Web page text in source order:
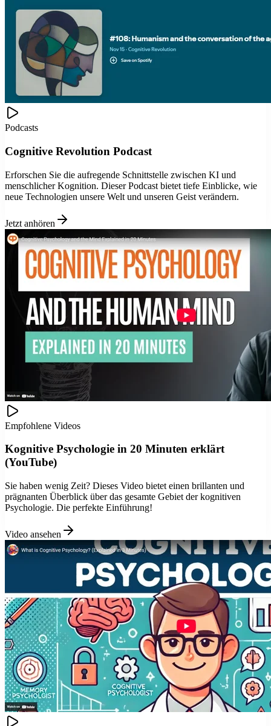
Podcasts
Cognitive Revolution Podcast
Erforschen Sie die aufregende Schnittstelle zwischen KI und
menschlicher Kognition. Dieser Podcast bietet tiefe Einblicke, wie
neue Technologien unsere Welt und unseren Geist verändern.
Jetzt anhören
Empfohlene Videos
Kognitive Psychologie in 20 Minuten erklärt
(YouTube)
Sie haben wenig Zeit? Dieses Video bietet einen brillanten und
prägnanten Überblick über das gesamte Gebiet der kognitiven
Psychologie. Die perfekte Einführung!
Video ansehen